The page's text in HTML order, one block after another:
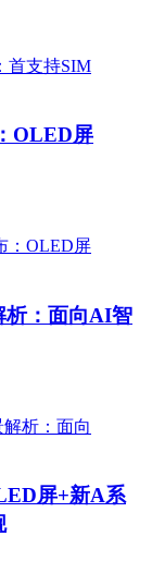
OLED屏
析：面向AI智
屏+新A系